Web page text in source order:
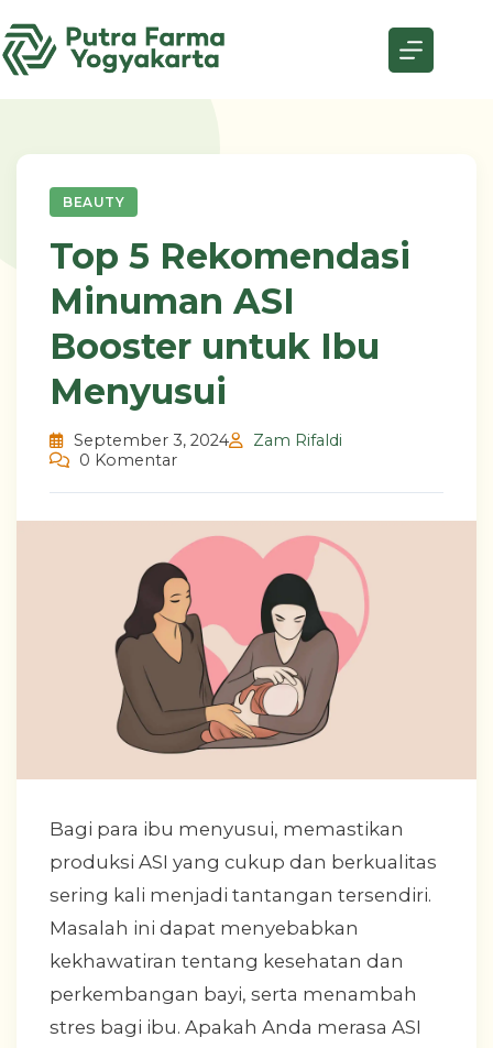
to
content
BEAUTY
Top 5 Rekomendasi
Minuman ASI
Booster untuk Ibu
Menyusui
September 3, 2024
Zam Rifaldi
0 Komentar
Bagi para ibu menyusui, memastikan
produksi ASI yang cukup dan berkualitas
sering kali menjadi tantangan tersendiri.
Masalah ini dapat menyebabkan
kekhawatiran tentang kesehatan dan
perkembangan bayi, serta menambah
stres bagi ibu. Apakah Anda merasa ASI